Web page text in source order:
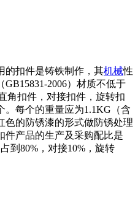
的扣件是铸铁制作，其机械性
GB15831-2006）材质不低于
角扣件，对接扣件，旋转扣
。每个的重量应为1.1KG（含
色的防锈漆的形式做防锈处理
件产品的生产及采购配比是
到80%，对接10%，旋转